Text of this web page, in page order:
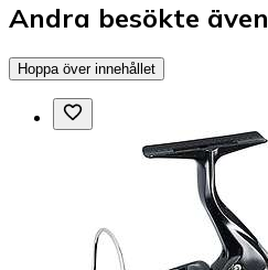
Andra besökte även
Hoppa över innehållet